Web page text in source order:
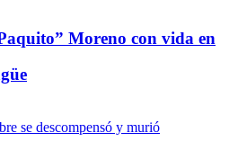
Moreno con vida en